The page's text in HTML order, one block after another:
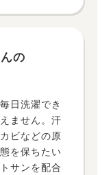
の
日洗濯でき
ません。汗
ビなどの原
を保ちたい
サンを配合